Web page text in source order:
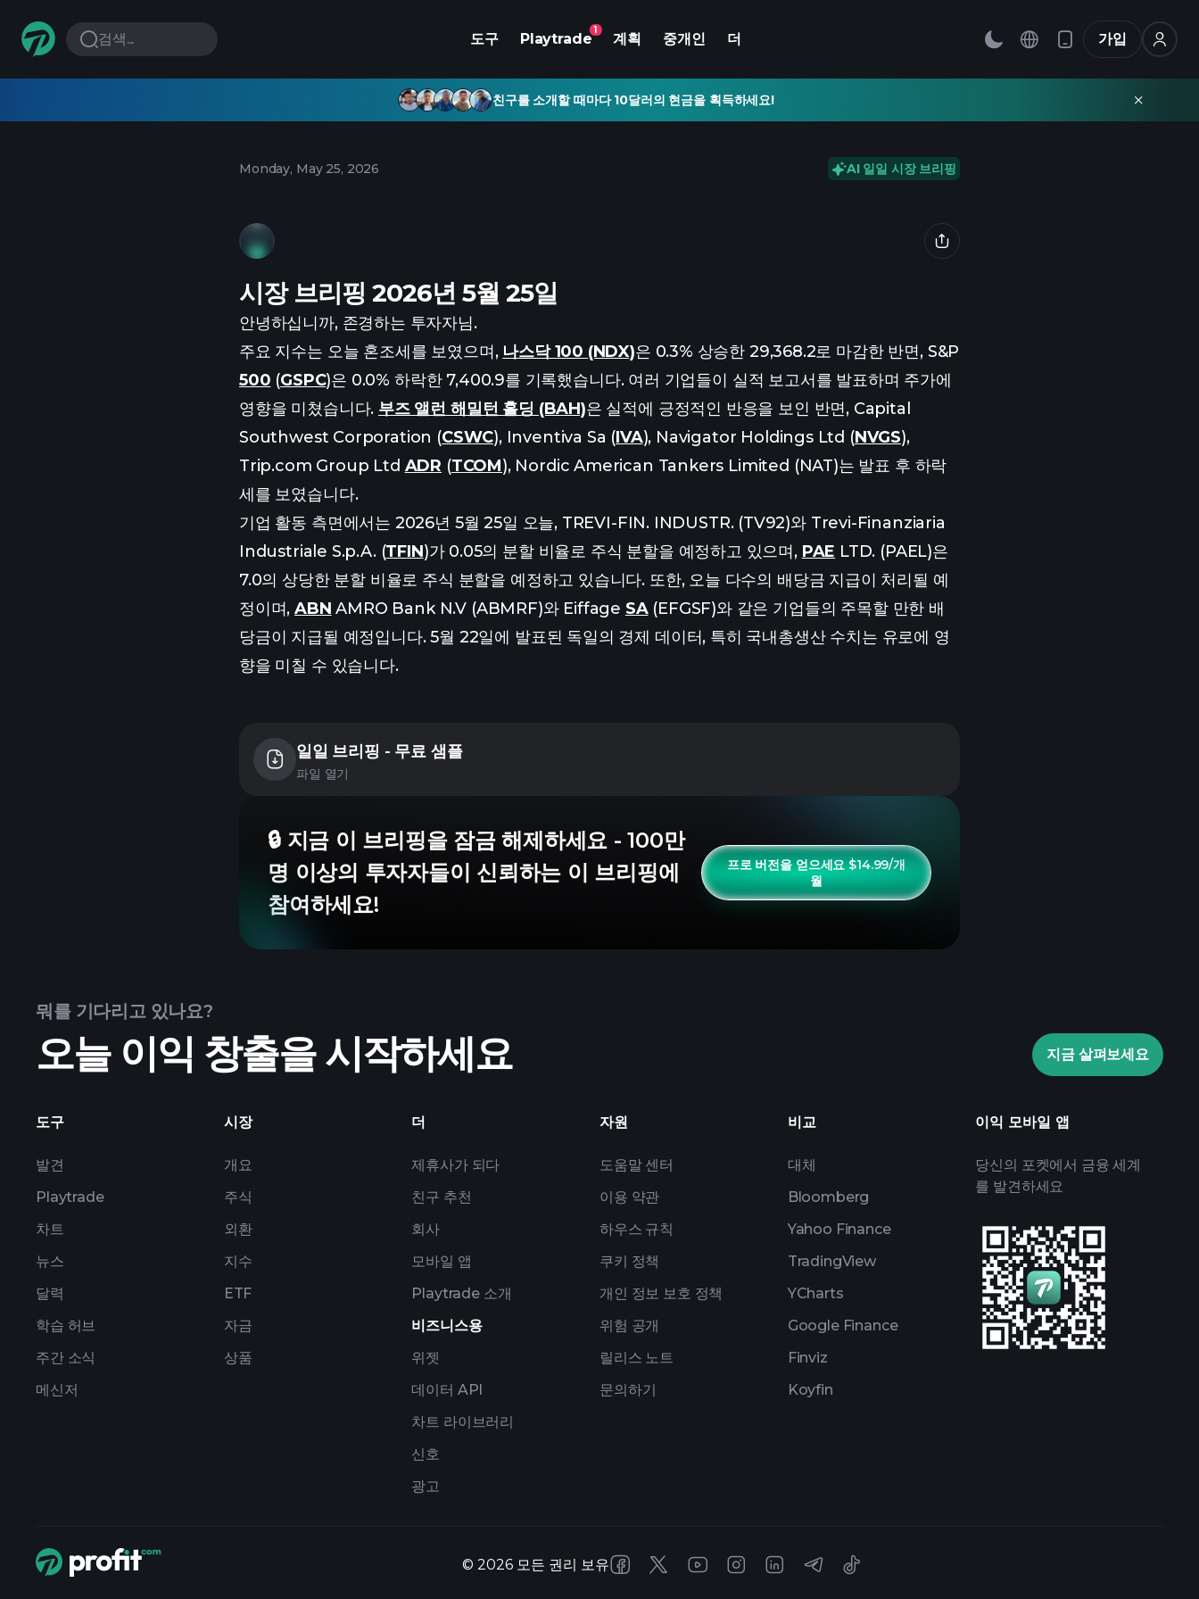
검색... 도구 Playtrade
1
계획 중개인 더 가입
친구를 소개할 때마다 10달러의 현금을 획득하세요!
Monday, May 25, 2026 AI 일일 시장 브리핑
시장 브리핑 2026년 5월 25일
안녕하십니까, 존경하는 투자자님.
주요 지수는 오늘 혼조세를 보였으며, 나스닥 100 (NDX)은 0.3% 상승한 29,368.2로 마감한 반면, S&P
500 (GSPC)은 0.0% 하락한 7,400.9를 기록했습니다. 여러 기업들이 실적 보고서를 발표하며 주가에
영향을 미쳤습니다. 부즈 앨런 해밀턴 홀딩 (BAH)은 실적에 긍정적인 반응을 보인 반면, Capital
Southwest Corporation (CSWC), Inventiva Sa (IVA), Navigator Holdings Ltd (NVGS),
Trip.com Group Ltd ADR (TCOM), Nordic American Tankers Limited (NAT)는 발표 후 하락
세를 보였습니다.
기업 활동 측면에서는 2026년 5월 25일 오늘, TREVI-FIN. INDUSTR. (TV92)와 Trevi-Finanziaria
Industriale S.p.A. (TFIN)가 0.05의 분할 비율로 주식 분할을 예정하고 있으며, PAE LTD. (PAEL)은
7.0의 상당한 분할 비율로 주식 분할을 예정하고 있습니다. 또한, 오늘 다수의 배당금 지급이 처리될 예
정이며,ABN AMRO Bank N.V (ABMRF)와 Eiffage SA(EFGSF)와 같은 기업들의 주목할 만한 배
당금이 지급될 예정입니다. 5월 22일에 발표된 독일의 경제 데이터, 특히 국내총생산 수치는 유로에 영
향을 미칠 수 있습니다.
일일 브리핑 - 무료 샘플
파일 열기
🔒 지금 이 브리핑을 잠금 해제하세요 - 100만
명 이상의 투자자들이 신뢰하는 이 브리핑에
참여하세요!
프로 버전을 얻으세요 $14.99/개
월
뭐를 기다리고 있나요?
오늘 이익 창출을 시작하세요 지금 살펴보세요
도구
발견
Playtrade
차트
뉴스
달력
학습 허브
주간 소식
메신저
시장
개요
주식
외환
지수
ETF
자금
상품
더
제휴사가 되다
친구 추천
회사
모바일 앱
Playtrade 소개
비즈니스용
위젯
데이터 API
차트 라이브러리
신호
광고
자원
도움말 센터
이용 약관
하우스 규칙
쿠키 정책
개인 정보 보호 정책
위험 공개
릴리스 노트
문의하기
비교
대체
Bloomberg
Yahoo Finance
TradingView
YCharts
Google Finance
Finviz
Koyfin
이익 모바일 앱
당신의 포켓에서 금융 세계
를 발견하세요
© 2026 모든 권리 보유